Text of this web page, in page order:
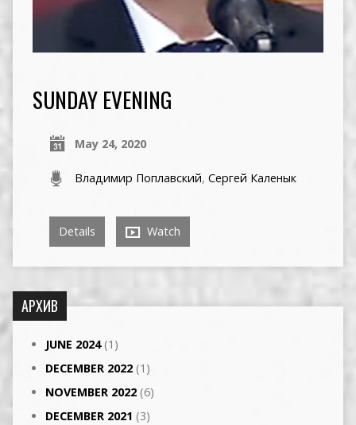
SUNDAY EVENING
May 24, 2020
Владимир Поплавский,Сергей Каленык
Details Watch
АРХИВ
JUNE 2024(1)
DECEMBER 2022 (1)
NOVEMBER 2022 (6)
DECEMBER 2021 (3)